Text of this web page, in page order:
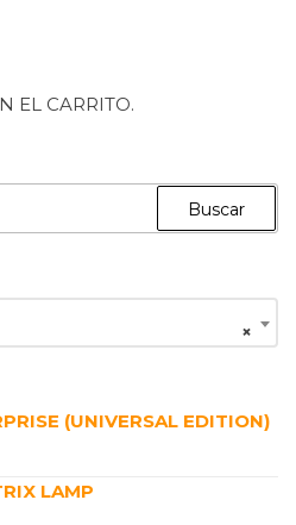
EL CARRITO.
Buscar
×
(UNIVERSAL EDITION)
LAMP